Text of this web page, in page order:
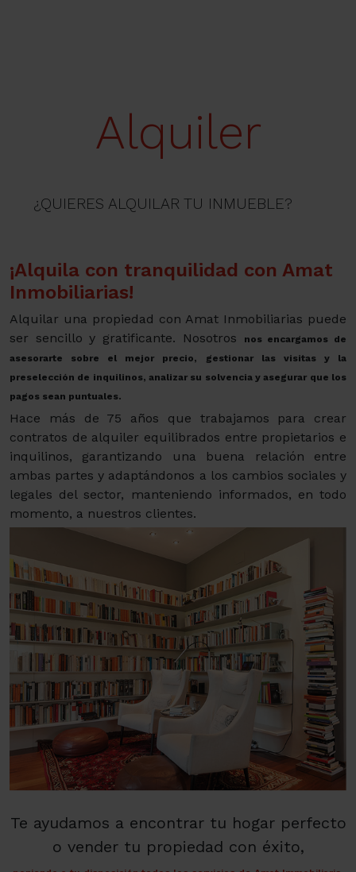
Alquiler
¿QUIERES ALQUILAR TU INMUEBLE?
¡Alquila con tranquilidad con Amat
Inmobiliarias!
Alquilar una propiedad con Amat Inmobiliarias puede
ser sencillo y gratificante. Nosotros
nos encargamos de
asesorarte sobre el mejor precio, gestionar las visitas y la
preselección de inquilinos, analizar su solvencia y asegurar que los
pagos sean puntuales.
Hace más de 75 años que trabajamos para crear
contratos de alquiler equilibrados entre propietarios e
inquilinos, garantizando una buena relación entre
ambas partes y adaptándonos a los cambios sociales y
legales del sector, manteniendo informados, en todo
momento, a nuestros clientes.
Te ayudamos a encontrar tu hogar perfecto
o vender tu propiedad con éxito,